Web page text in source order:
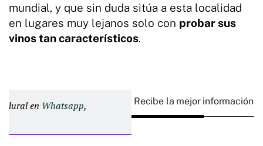
mundial, y que sin duda sitúa a esta localidad
en lugares muy lejanos solo con probar sus
vinos tan característicos.
Plural en Whatsapp, Recibe la mejor información